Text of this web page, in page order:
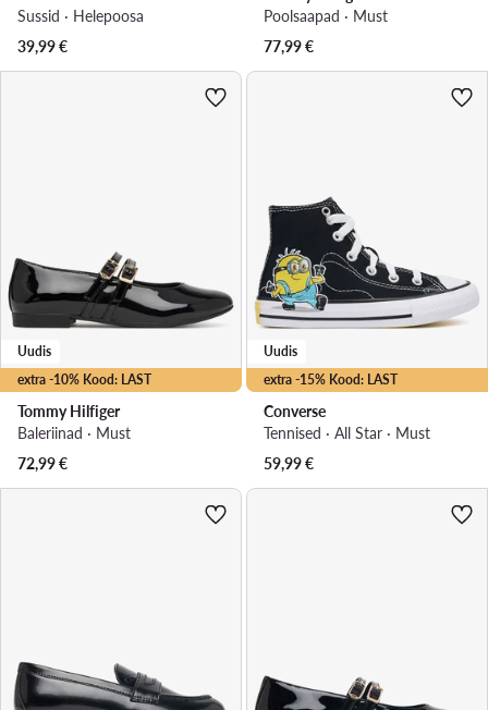
Sussid · Heleроosa
39,99€
Poolsaapad · Must
77,99€
extra -10% Kood: LAST
Uudis
Tommy Hilfiger
Baleriinad · Must
72,99€
extra -15% Kood: LAST
Uudis
Converse
Tennised · All Star · Must
59,99€